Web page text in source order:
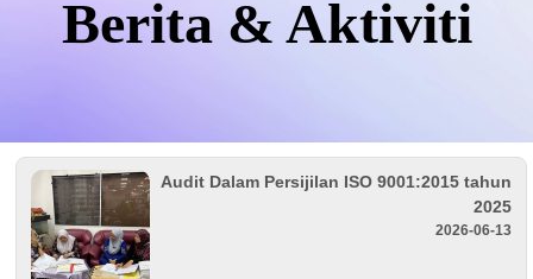
Berita & Aktiviti
Audit Dalam Persijilan ISO 9001:2015 tahun
2025
2026-06-13